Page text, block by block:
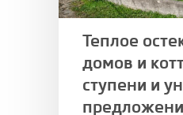
Теплое
домов и
ступени и